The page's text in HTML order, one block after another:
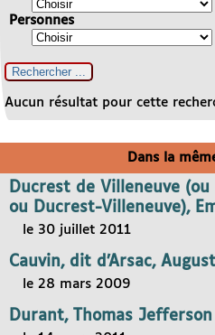
Personnes
Aucun résultat pour cette
Dans la
Ducrest de Villeneuve
ou Ducrest-Villeneuve),
le 30 juillet 2011
Cauvin, dit d’Arsac,
le 28 mars 2009
Durant, Thomas Jefferson